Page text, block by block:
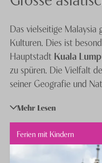
Das vielseitige Malaysia
Kulturen. Dies ist
Hauptstadt Kuala
zu spüren. Die Vielfalt
seiner Geografie und
temperierten
traumhaften
(Hauptinsel der
Islands, Penang mit
Mehr Lesen
Ferien mit Kindern